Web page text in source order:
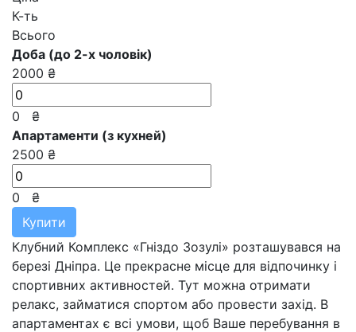
К-ть
Всього
Доба (до 2-х чоловік)
2000 ₴
0
₴
Апартаменти (з кухней)
2500 ₴
0
₴
Купити
Клубний Комплекс «Гніздо Зозулі» розташувався на
березі Дніпра. Це прекрасне місце для відпочинку і
спортивних активностей. Тут можна отримати
релакс, займатися спортом або провести захід. В
апартаментах є всі умови, щоб Ваше перебування в